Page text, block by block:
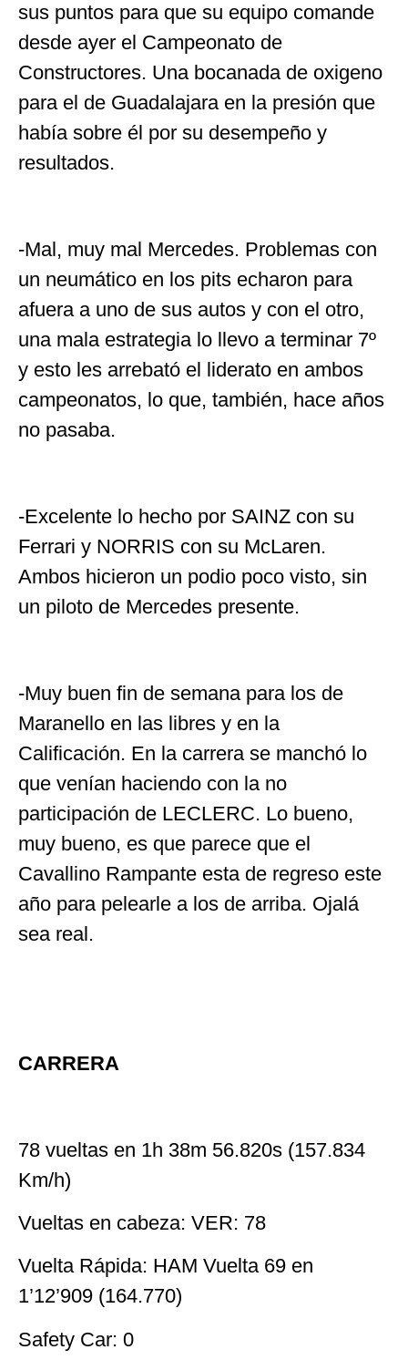
sus puntos para que su equipo comande
desde ayer el Campeonato de
Constructores. Una bocanada de oxigeno
para el de Guadalajara en la presión que
había sobre él por su desempeño y
resultados.
-Mal, muy mal Mercedes. Problemas con
un neumático en los pits echaron para
afuera a uno de sus autos y con el otro,
una mala estrategia lo llevo a terminar 7º
y esto les arrebató el liderato en ambos
campeonatos, lo que, también, hace años
no pasaba.
-Excelente lo hecho por SAINZ con su
Ferrari y NORRIS con su McLaren.
Ambos hicieron un podio poco visto, sin
un piloto de Mercedes presente.
-Muy buen fin de semana para los de
Maranello en las libres y en la
Calificación. En la carrera se manchó lo
que venían haciendo con la no
participación de LECLERC. Lo bueno,
muy bueno, es que parece que el
Cavallino Rampante esta de regreso este
año para pelearle a los de arriba. Ojalá
sea real.
CARRERA
78 vueltas en 1h 38m 56.820s (157.834
Km/h)
Vueltas en cabeza: VER: 78
Vuelta Rápida: HAM Vuelta 69 en
1’12’909 (164.770)
Safety Car: 0